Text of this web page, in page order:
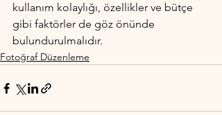
kullanım kolaylığı, özellikler ve bütçe
gibi faktörler de göz önünde
bulundurulmalıdır.
Fotoğraf Düzenleme